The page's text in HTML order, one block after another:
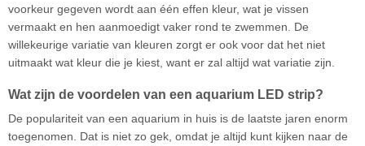
voorkeur gegeven wordt aan één effen kleur, wat je vissen
vermaakt en hen aanmoedigt vaker rond te zwemmen. De
willekeurige variatie van kleuren zorgt er ook voor dat het niet
uitmaakt wat kleur die je kiest, want er zal altijd wat variatie zijn.
Wat zijn de voordelen van een aquarium LED strip?
De populariteit van een aquarium in huis is de laatste jaren enorm
toegenomen. Dat is niet zo gek, omdat je altijd kunt kijken naar de